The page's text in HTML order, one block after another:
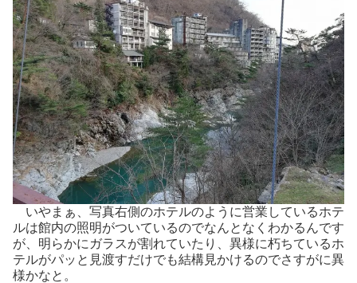
いやまぁ、写真右側のホテルのように営業しているホテ
ルは館内の照明がついているのでなんとなくわかるんです
が、明らかにガラスが割れていたり、異様に朽ちているホ
テルがパッと見渡すだけでも結構見かけるのでさすがに異
様かなと。